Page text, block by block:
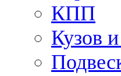
КПП
Кузов